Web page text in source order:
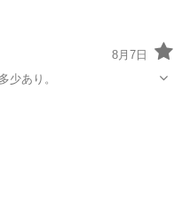
8月7日
多少あり。